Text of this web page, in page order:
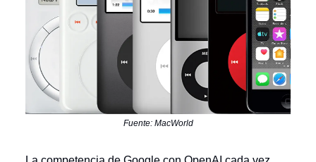
Fuente: MacWorld